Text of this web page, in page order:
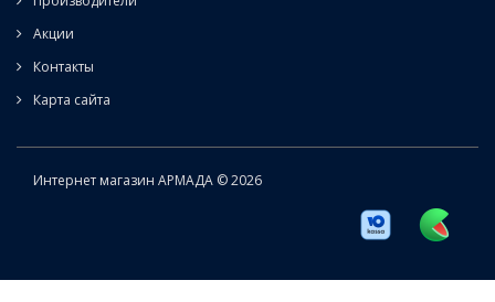
Акции
Контакты
Карта сайта
Интернет магазин АРМАДА © 2026